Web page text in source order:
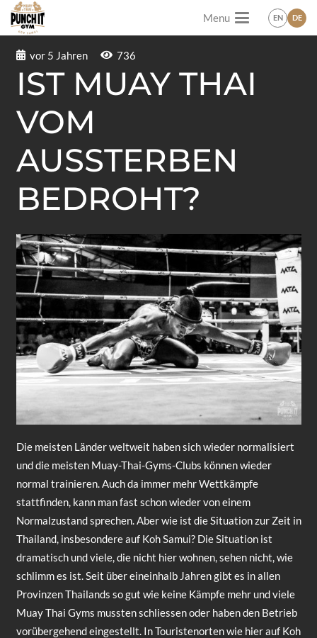
Menu EN DE
vor 5 Jahren 736
IST MUAY THAI
VOM
AUSSTERBEN
BEDROHT?
Die meisten Länder weltweit haben sich wieder normalisiert
und die meisten Muay-Thai-Gyms-Clubs können wieder
normal trainieren. Auch da immer mehr Wettkämpfe
stattfinden, kann man fast schon wieder von einem
Normalzustand sprechen. Aber wie ist die Situation zur Zeit in
Thailand, insbesondere auf Koh Samui? Die Situation ist
dramatisch und viele, die nicht hier wohnen, sehen nicht, wie
schlimm es ist. Seit über eineinhalb Jahren gibt es in allen
Provinzen Thailands so gut wie keine Kämpfe mehr und viele
Muay Thai Gyms mussten schliessen oder haben den Betrieb
vorübergehend eingestellt. In Touristenorten wie hier auf Koh